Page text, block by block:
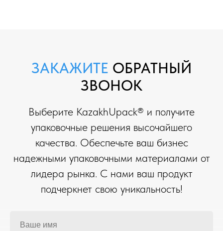
ЗАКАЖИТЕ ОБРАТНЫЙ
ЗВОНОК
Выберите KazakhUpack® и получите
упаковочные решения высочайшего
качества. Обеспечьте ваш бизнес
надежными упаковочными материалами от
лидера рынка. С нами ваш продукт
подчеркнет свою уникальность!